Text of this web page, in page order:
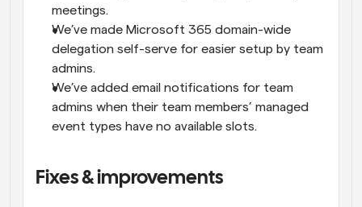
meetings.
We’ve made Microsoft 365 domain-wide
delegation self-serve for easier setup by team
admins.
We’ve added email notifications for team
admins when their team members’ managed
event types have no available slots.
Fixes & improvements